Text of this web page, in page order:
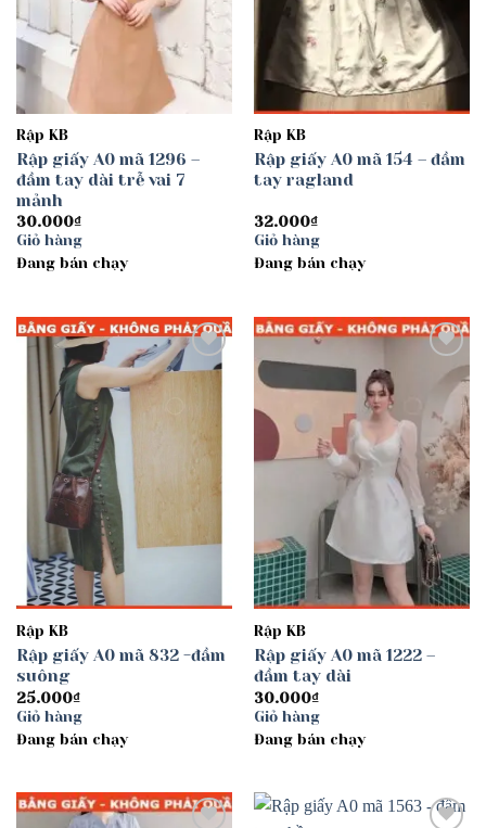
Rập KB
Rập giấy A0 mã 1296 –
đầm tay dài trễ vai 7
mảnh
30.000₫
Giỏ hàng
Đang bán chạy
Rập KB
Rập giấy A0 mã 154 – đầm
tay ragland
32.000₫
Giỏ hàng
Đang bán chạy
Add to
wishlist
Rập KB
Rập giấy A0 mã 832 -đầm
suông
25.000₫
Giỏ hàng
Đang bán chạy
Add to
wishlist
Rập KB
Rập giấy A0 mã 1222 –
đầm tay dài
30.000₫
Giỏ hàng
Đang bán chạy